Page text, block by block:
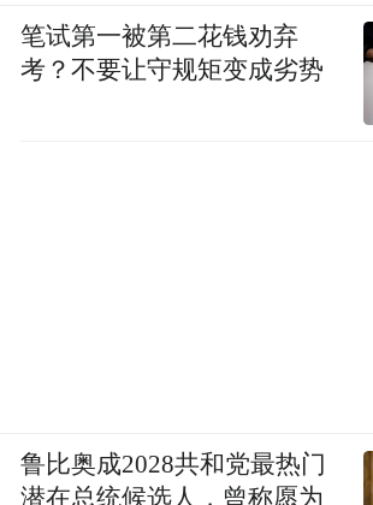
笔试第一被第二花钱劝弃
考？不要让守规矩变成劣势
鲁比奥成2028共和党最热门
潜在总统候选人，曾称愿为